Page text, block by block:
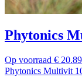
Phytonics
Op voorraad € 20.89
Phytonics Multivit